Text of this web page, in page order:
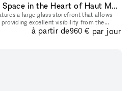
A Bright and Versatile Space in the Heart of Haut Marais
a large glass storefront that allows
excellent visibility from the
types of events—fash
à partir de960 € par jour